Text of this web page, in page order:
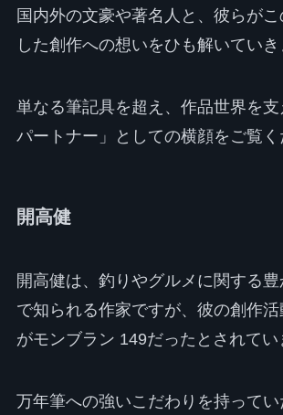
国内外の文豪や著名人と、彼らが
した創作への想いをひも解いていき
単なる筆記具を超え、作品世界を
パートナー」としての横顔をご覧く
開高健
開高健は、釣りやグルメに関する
で知られる作家ですが、彼の創作
がモンブラン 149だったとされてい
万年筆への強いこだわりを持って